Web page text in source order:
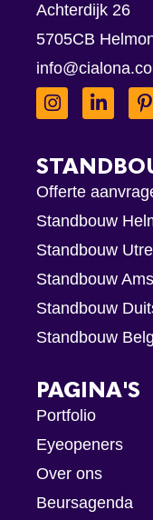
Achterdijk 26
5705CB
Offerte
Standbouw
Standbouw
Standbouw
Standbouw
Standbouw
PAGINA'S
Portfolio
Eyeopeners
Over ons
Beursagenda